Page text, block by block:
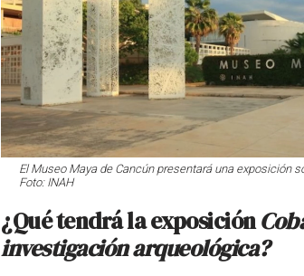
El Museo Maya de Cancún presentará una exposición
Foto: INAH
¿Qué tendrá la exposición
investigación arqueológica?